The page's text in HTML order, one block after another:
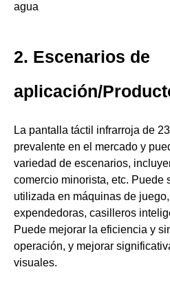
agua
2. Escenarios de
aplicación/
La pantalla táctil infrarroja de
prevalente en el mercado y
variedad de escenarios,
comercio minorista, etc. Puede
utilizada en máquinas de
expendedoras, casilleros
Puede mejorar la eficiencia y
operación, y mejorar
visuales.